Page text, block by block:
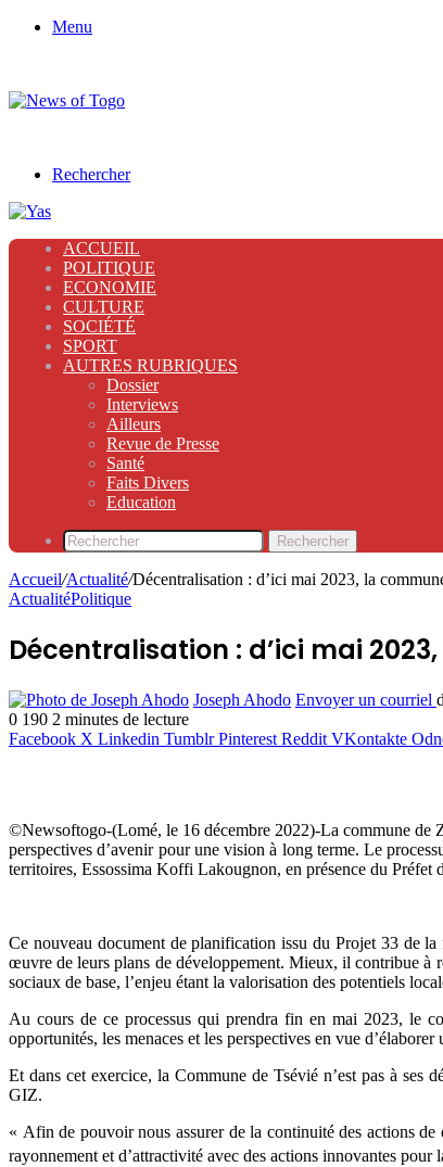
Menu
Rechercher
ACCUEIL
POLITIQUE
ECONOMIE
CULTURE
SOCIÉTÉ
SPORT
AUTRES RUBRIQUES
Dossier
Interviews
Ailleurs
Revue de Presse
Santé
Faits Divers
Education
Rechercher
Accueil/Actualité/Décentralisation : d’ici mai 2023, la
ActualitéPolitique
Décentralisation : d’ici mai
Joseph Ahodo Envoyer un courriel
0 190 2 minutes de lecture
Facebook X Linkedin Tumblr Pinterest Reddit VKontakte
©Newsoftogo-(Lomé, le 16 décembre 2022)-La commune de
perspectives d’avenir pour une vision à long terme. Le
territoires, Essossima Koffi Lakougnon, en présence du Préfet
Ce nouveau document de planification issu du Projet 33 de
œuvre de leurs plans de développement. Mieux, il contribue à
sociaux de base, l’enjeu étant la valorisation des potentiels
Au cours de ce processus qui prendra fin en mai 2023, le
opportunités, les menaces et les perspectives en vue
Et dans cet exercice, la Commune de Tsévié n’est pas à ses
GIZ.
« Afin de pouvoir nous assurer de la continuité des actions
rayonnement et d’attractivité avec des actions innovantes